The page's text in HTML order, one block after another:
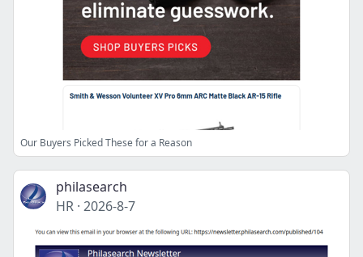
Our Buyers Picked These for a Reason
philasearch
HR · 2026-8-7